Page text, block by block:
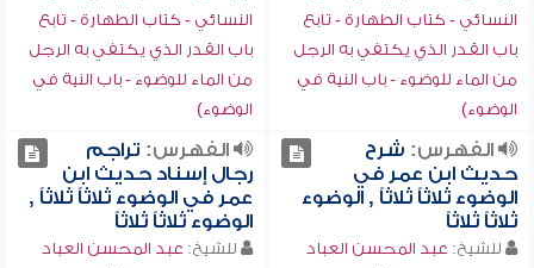
النسائي - كتاب الطهارة - تابع
باب القدر الذي يكتفي به الرجل
من الماء للوضوء - باب النية في
الوضوء)
النسائي - كتاب الطهارة - تابع
باب القدر الذي يكتفي به الرجل
من الماء للوضوء - باب النية في
الوضوء)
الفهرس: شرح
حديث ابن عمر في
الوضوء ثلاثاً ثلاثاً , الوضوء
ثلاثاً ثلاثاً
للشيخ: عبد المحسن العباد
الفهرس: تراجم
رجال إسناد حديث ابن
عمر في الوضوء ثلاثاً ثلاثاً ,
الوضوء ثلاثاً ثلاثاً
للشيخ: عبد المحسن العباد